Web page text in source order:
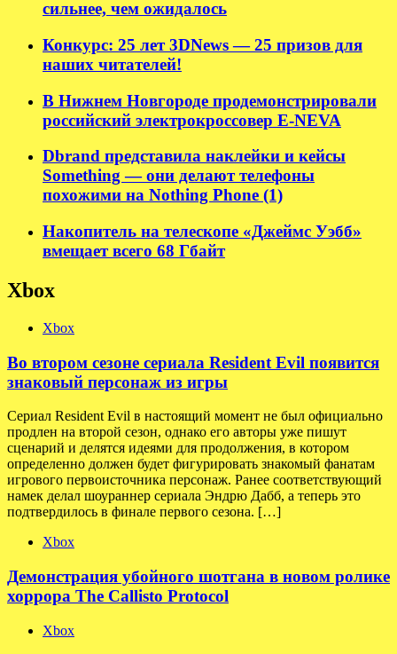
сильнее, чем ожидалось
Конкурс: 25 лет 3DNews — 25 призов для
наших читателей!
В Нижнем Новгороде продемонстрировали
российский электрокроссовер E-NEVA
Dbrand представила наклейки и кейсы
Something — они делают телефоны
похожими на Nothing Phone (1)
Накопитель на телескопе «Джеймс Уэбб»
вмещает всего 68 Гбайт
Xbox
Xbox
Во втором сезоне сериала Resident Evil появится
знаковый персонаж из игры
Сериал Resident Evil в настоящий момент не был официально
продлен на второй сезон, однако его авторы уже пишут
сценарий и делятся идеями для продолжения, в котором
определенно должен будет фигурировать знакомый фанатам
игрового первоисточника персонаж. Ранее соответствующий
намек делал шоураннер сериала Эндрю Дабб, а теперь это
подтвердилось в финале первого сезона. […]
Xbox
Демонстрация убойного шотгана в новом ролике
хоррора The Callisto Protocol
Xbox